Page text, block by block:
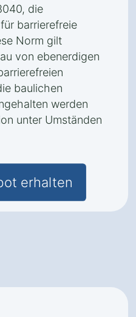
die
barrierefreie
Norm gilt
von ebenerdigen
baulichen
werden
unter Umständen
erhalten